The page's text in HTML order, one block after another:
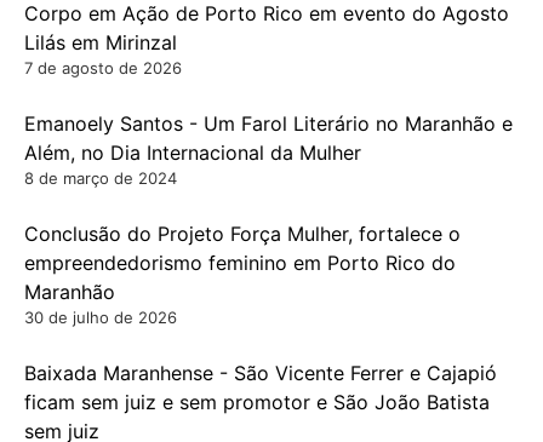
Corpo em Ação de Porto Rico em evento do Agosto
Lilás em Mirinzal
7 de agosto de 2026
Emanoely Santos - Um Farol Literário no Maranhão e
Além, no Dia Internacional da Mulher
8 de março de 2024
Conclusão do Projeto Força Mulher, fortalece o
empreendedorismo feminino em Porto Rico do
Maranhão
30 de julho de 2026
Baixada Maranhense - São Vicente Ferrer e Cajapió
ficam sem juiz e sem promotor e São João Batista
sem juiz